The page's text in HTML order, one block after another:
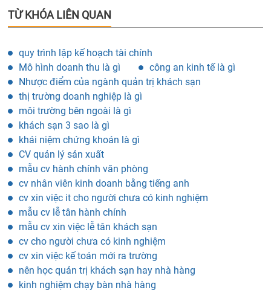
TỪ KHÓA LIÊN QUAN
quy trình lập kế hoạch tài chính
Mô hình doanh thu là gì
công an kinh tế là gì
Nhược điểm của ngành quản trị khách sạn
thị trường doanh nghiệp là gì
môi trường bên ngoài là gì
khách sạn 3 sao là gì
khái niệm chứng khoán là gì
CV quản lý sản xuất
mẫu cv hành chính văn phòng
cv nhân viên kinh doanh bằng tiếng anh
cv xin việc it cho người chưa có kinh nghiệm
mẫu cv lễ tân hành chính
mẫu cv xin việc lễ tân khách sạn
cv cho người chưa có kinh nghiệm
cv xin việc kế toán mới ra trường
nên học quản trị khách sạn hay nhà hàng
kinh nghiệm chạy bàn nhà hàng